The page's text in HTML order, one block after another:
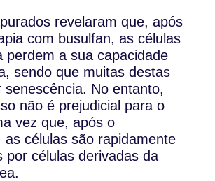
revelaram que, após
com busulfan, as células
perdem a sua capacidade
sendo que muitas destas
senescência. No entanto,
não é prejudicial para o
vez que, após o
as células são rapidamente
por células derivadas da